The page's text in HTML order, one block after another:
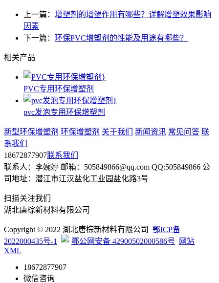
上一篇： 增塑剂的增塑作用有哪些？详解增塑效果影响
因素
下一篇： 环保PVC增塑剂的性能及用途有哪些？
相关产品
PVC专用环保增塑剂
pvc发泡专用环保增塑剂
新型环保增塑剂 环保增塑剂 关于我们 新闻资讯 常见问答 联
系我们
18672877907联系我们
联系人：李婉婷 邮箱：505849866@qq.com QQ:505849866 公
司地址：潜江市江汉盐化工业园盐化路3号
扫描关注我们
湖北唐棕新材料有限公司
Copyright © 2022 湖北唐棕新材料有限公司 鄂ICP备
2022000435号-1
鄂公网安备 42900502000586号
网站
XML
18672877907
微信咨询